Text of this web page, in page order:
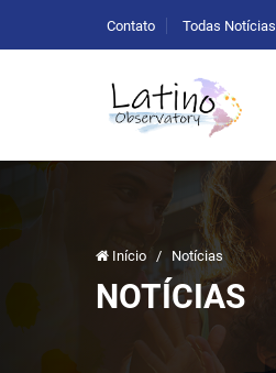
Contato Todas Notícias
Início / Notícias
NOTÍCIAS